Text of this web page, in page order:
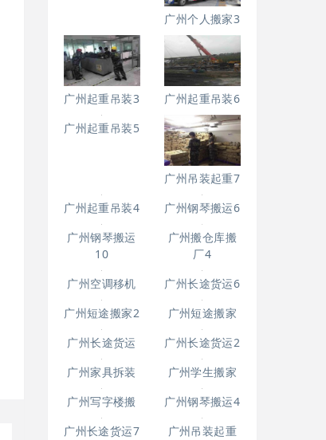
广州个人搬家3
广州起重吊装3 广州起重吊装6
广州吊装起重7
广州起重吊装4 广州钢琴搬运6
广州钢琴搬运
厂4